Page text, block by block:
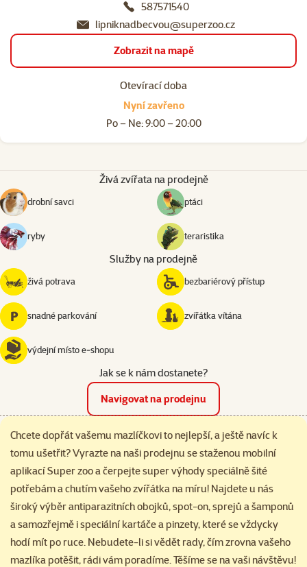
587571540
lipniknadbecvou@superzoo.cz
Zobrazit na mapě
Otevírací doba
Nyní zavřeno
Po – Ne: 9:00 – 20:00
Živá zvířata na prodejně
drobní savci ptáci
ryby teraristika
Služby na prodejně
živá potrava bezbariérový přístup
snadné parkování zvířátka vítána
výdejní místo e‑shopu
Jak se k nám dostanete?
Navigovat na prodejnu
Chcete dopřát vašemu mazlíčkovi to nejlepší, a ještě navíc k
tomu ušetřit? Vyrazte na naši prodejnu se staženou mobilní
aplikací Super zoo a čerpejte super výhody speciálně šité
potřebám a chutím vašeho zvířátka na míru! Najdete u nás
široký výběr antiparazitních obojků, spot-on, sprejů a šamponů
a samozřejmě i speciální kartáče a pinzety, které se vždycky
hodí mít po ruce. Nebudete-li si vědět rady, čím zrovna vašeho
mazlíka potěšit, rádi vám poradíme. Těšíme se na vaši návštěvu!